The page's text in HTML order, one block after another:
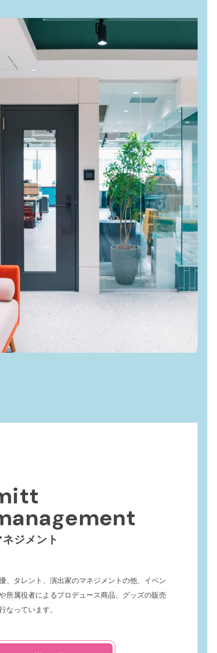
ジメント
、タレント、演出家のマネジメントの他、イベン
所属役者によるプロデュース商品、グッズの販売
なっています。